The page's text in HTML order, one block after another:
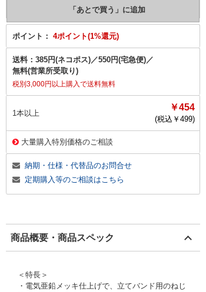
ポイント： 4ポイント(1%還元)
送料： 385円(ネコポス)／550円(宅急便)／
無料(営業所受取り)
税別3,000円以上購入で送料無料
1本以上
￥454
(税込￥ 499)
大量購入特別価格のご相談
納期・仕様・代替品のお問合せ
定期購入等のご相談はこちら
商品概要・商品スペック
＜特長＞
・電気亜鉛メッキ仕上げで、立てバンド用のねじ